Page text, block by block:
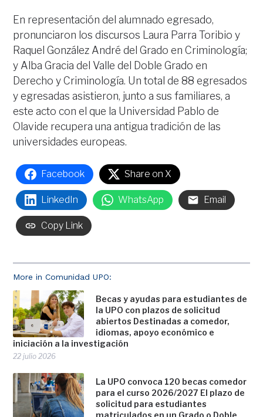
More in Comunidad UPO:
Becas y ayudas para estudiantes de
la UPO con plazos de solicitud
abiertos Destinadas a comedor,
idiomas, apoyo económico e
iniciación a la investigación
22 julio 2026
La UPO convoca 120 becas comedor
para el curso 2026/2027 El plazo de
solicitud para estudiantes
En representación del alumnado egresado,
pronunciaron los discursos Laura Parra Toribio y
Raquel González André del Grado en Criminología;
y Alba Gracia del Valle del Doble Grado en
Derecho y Criminología. Un total de 88 egresados
y egresadas asistieron, junto a sus familiares, a
este acto con el que la Universidad Pablo de
Olavide recupera una antigua tradición de las
universidades europeas.
Facebook Share on X
LinkedIn WhatsApp Email
Copy Link